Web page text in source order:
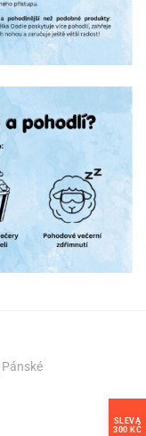
Pánské
SLEVA
300 KČ